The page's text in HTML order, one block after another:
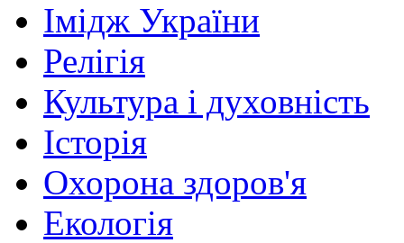
Імідж України
Релігія
Культура і духовність
Історія
Охорона здоров'я
Екологія